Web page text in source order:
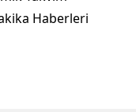
Haberleri